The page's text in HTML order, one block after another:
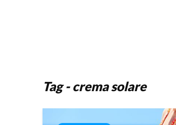
Tag - crema solare